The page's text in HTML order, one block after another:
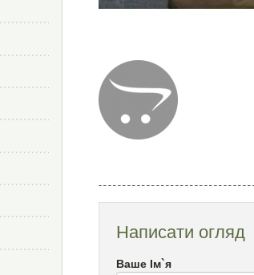
Написати огляд
Ваше Ім`я